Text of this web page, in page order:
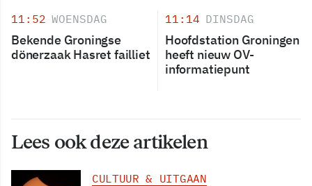
11:52 WOENSDAG
Bekende Groningse
dönerzaak Hasret failliet
11:14 DINSDAG
Hoofdstation Groningen
heeft nieuw OV-
informatiepunt
Lees ook deze artikelen
CULTUUR & UITGAAN